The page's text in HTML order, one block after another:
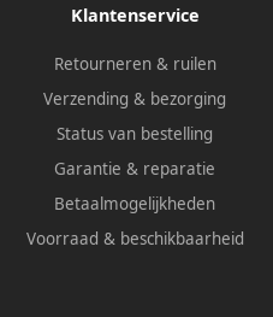
Klantenservice
Retourneren & ruilen
Verzending & bezorging
Status van bestelling
Garantie & reparatie
Betaalmogelijkheden
Voorraad & beschikbaarheid